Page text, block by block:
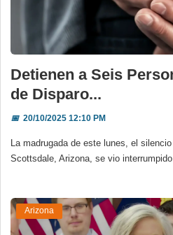
Detienen a Seis
de Disparo...
📅20/10/2025 12:10 PM
La madrugada de este lunes, el
Scottsdale, Arizona, se vio interrumpido
Arizona